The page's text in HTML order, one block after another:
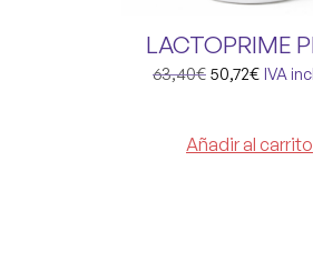
LACTOPRIME
63,40€ 50,72€ IVA
Añadir al carrito